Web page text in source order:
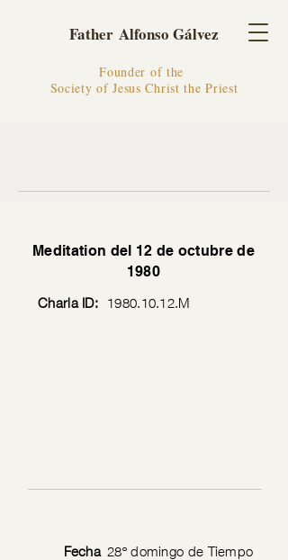
Father Alfonso Gálvez
Founder of the
Society of Jesus Christ the Priest
Meditation del 12 de octubre de
1980
Charla ID: 1980.10.12.M
Fecha 28º domingo de Tiempo